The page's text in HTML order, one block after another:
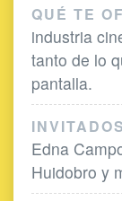
QUÉ TE
industria
tanto de lo
pantalla.
Edna
Huidobro y